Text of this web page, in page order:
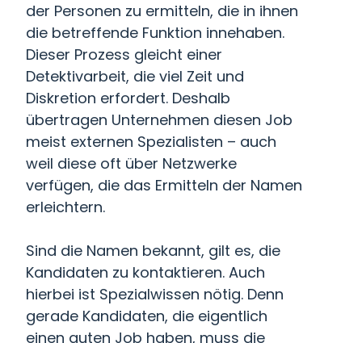
der Personen zu ermitteln, die in ihnen
die betreffende Funktion innehaben.
Dieser Prozess gleicht einer
Detektivarbeit, die viel Zeit und
Diskretion erfordert. Deshalb
übertragen Unternehmen diesen Job
meist externen Spezialisten – auch
weil diese oft über Netzwerke
verfügen, die das Ermitteln der Namen
erleichtern.
Sind die Namen bekannt, gilt es, die
Kandidaten zu kontaktieren. Auch
hierbei ist Spezialwissen nötig. Denn
gerade Kandidaten, die eigentlich
einen guten Job haben, muss die